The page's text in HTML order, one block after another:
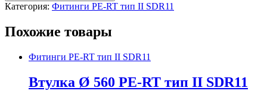
Категория: Фитинги PE-RT тип II SDR11
Похожие товары
Фитинги PE-RT тип II SDR11
Втулка Ø 560 PE-RT тип II SDR11